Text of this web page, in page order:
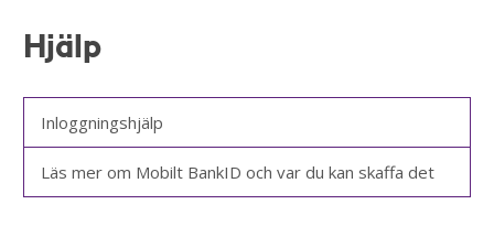
Hjälp
Inloggningshjälp
Läs mer om Mobilt BankID och var du kan skaffa det